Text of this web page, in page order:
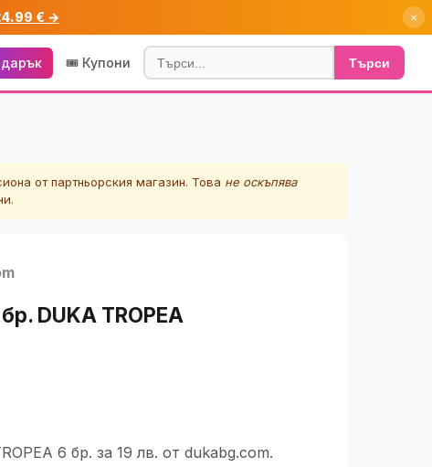
€ → ×
🎟️ Купони Търси
от партньорския магазин. Това не оскъпява
DUKA TROPEA
6 бр. за 19 лв. от dukabg.com.